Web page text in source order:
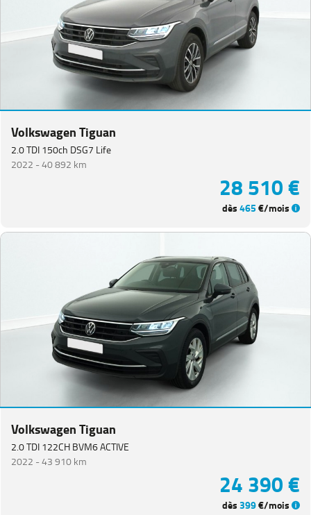
Volkswagen Tiguan
2.0 TDI 150ch DSG7 Life
2022 -40 892 km
28 510 €
dès465€/mois
Volkswagen Tiguan
2.0 TDI 122CH BVM6 ACTIVE
2022 -43 910 km
24 390 €
dès399€/mois